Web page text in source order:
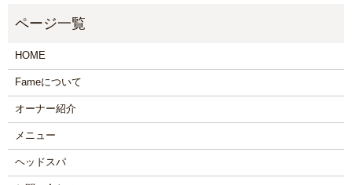
HOME
Fameについて
オーナー紹介
メニュー
ヘッドスパ